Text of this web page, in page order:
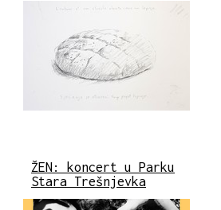
ŽEN: koncert u Parku
Stara Trešnjevka